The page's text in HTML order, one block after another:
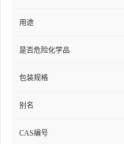
用途
是否危险化学品
包装规格
别名
CAS编号